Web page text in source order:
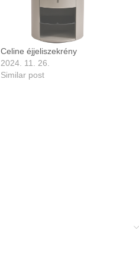
Celine éjjeliszekrény
2024. 11. 26.
Similar post